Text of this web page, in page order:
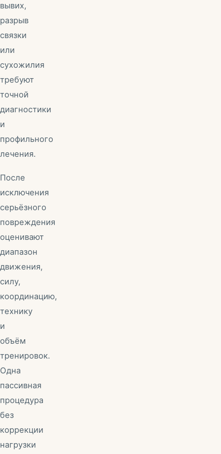
вывих,
разрыв
связки
или
сухожилия
требуют
точной
диагностики
и
профильного
лечения.
После
исключения
серьёзного
повреждения
оценивают
диапазон
движения,
силу,
координацию,
технику
и
объём
тренировок.
Одна
пассивная
процедура
без
коррекции
нагрузки